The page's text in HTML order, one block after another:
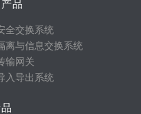
品
全交换系统
离与信息交换系统
输网关
入导出系统